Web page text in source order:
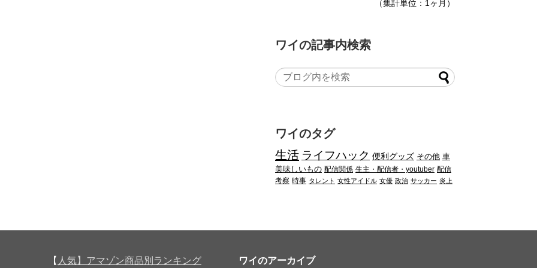
（集計単位：1ヶ月）
ワイの記事内検索
ワイのタグ
生活 ライフハック 便利グッズ その他 車
美味しいもの 配信関係 生主・配信者・youtuber 配信
考察 時事 タレント 女性アイドル 女優 政治 サッカー 炎上
【 人気】アマゾン商品別ランキング ワイのアーカイブ